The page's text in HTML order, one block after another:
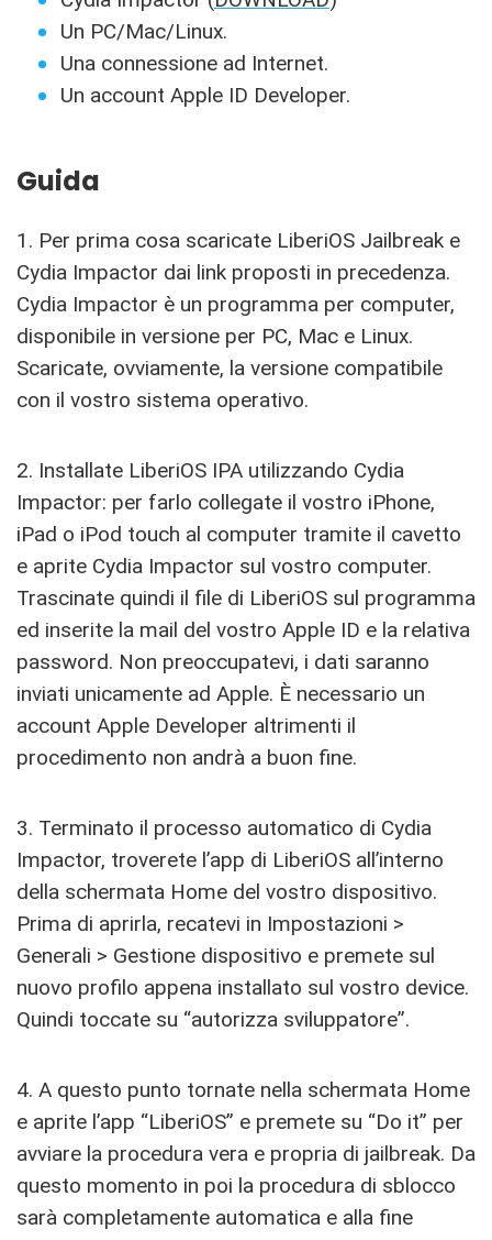
Un PC/Mac/Linux.
Una connessione ad Internet.
Un account Apple ID Developer.
Guida
1. Per prima cosa scaricate LiberiOS Jailbreak e
Cydia Impactor dai link proposti in precedenza.
Cydia Impactor è un programma per computer,
disponibile in versione per PC, Mac e Linux.
Scaricate, ovviamente, la versione compatibile
con il vostro sistema operativo.
2. Installate LiberiOS IPA utilizzando Cydia
Impactor: per farlo collegate il vostro iPhone,
iPad o iPod touch al computer tramite il cavetto
e aprite Cydia Impactor sul vostro computer.
Trascinate quindi il file di LiberiOS sul programma
ed inserite la mail del vostro Apple ID e la relativa
password. Non preoccupatevi, i dati saranno
inviati unicamente ad Apple. È necessario un
account Apple Developer altrimenti il
procedimento non andrà a buon fine.
3. Terminato il processo automatico di Cydia
Impactor, troverete l’app di LiberiOS all’interno
della schermata Home del vostro dispositivo.
Prima di aprirla, recatevi in Impostazioni >
Generali > Gestione dispositivo e premete sul
nuovo profilo appena installato sul vostro device.
Quindi toccate su “autorizza sviluppatore”.
4. A questo punto tornate nella schermata Home
e aprite l’app “LiberiOS” e premete su “Do it” per
avviare la procedura vera e propria di jailbreak. Da
questo momento in poi la procedura di sblocco
sarà completamente automatica e alla fine